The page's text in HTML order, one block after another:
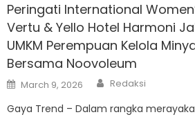
Peringati International
Vertu & Yello Hotel Harmoni
UMKM Perempuan Kelola
Bersama Noovoleum
Posted
on
March 9, 2026 Author
Redaksi
Gaya Trend – Dalam rangka